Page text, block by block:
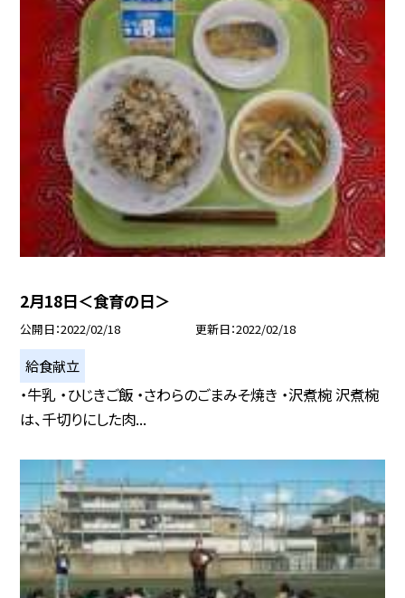
2月18日＜食育の日＞
公開日 2022/02/18 更新日 2022/02/18
給食献立
・牛乳 ・ひじきご飯 ・さわらのごまみそ焼き ・沢煮椀 沢煮椀
は、千切りにした肉...